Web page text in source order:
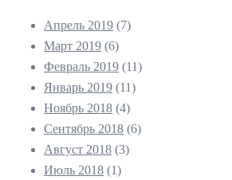
Апрель 2019 (7)
Март 2019 (6)
Февраль 2019 (11)
Январь 2019 (11)
Ноябрь 2018 (4)
Сентябрь 2018 (6)
Август 2018 (3)
Июль 2018 (1)